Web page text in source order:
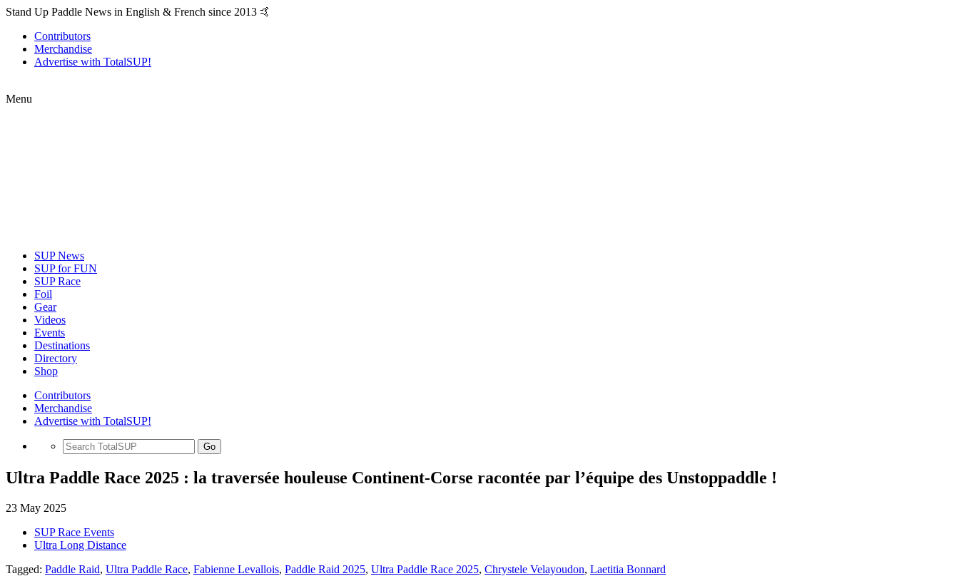
Stand Up Paddle News in English & French since 2013 🤙
Contributors
Merchandise
Advertise with TotalSUP!
Menu
SUP News
SUP for FUN
SUP Race
Foil
Gear
Videos
Events
Destinations
Directory
Shop
Contributors
Merchandise
Advertise with TotalSUP!
Go
Ultra Paddle Race 2025 : la traversée houleuse Continent-Corse racontée par l’équipe des Unstoppaddle !
23 May 2025
SUP Race Events
Ultra Long Distance
Tagged: Paddle Raid, Ultra Paddle Race, Fabienne Levallois, Paddle Raid 2025, Ultra Paddle Race 2025, Chrystele Velayoudon, Laetitia Bonnard